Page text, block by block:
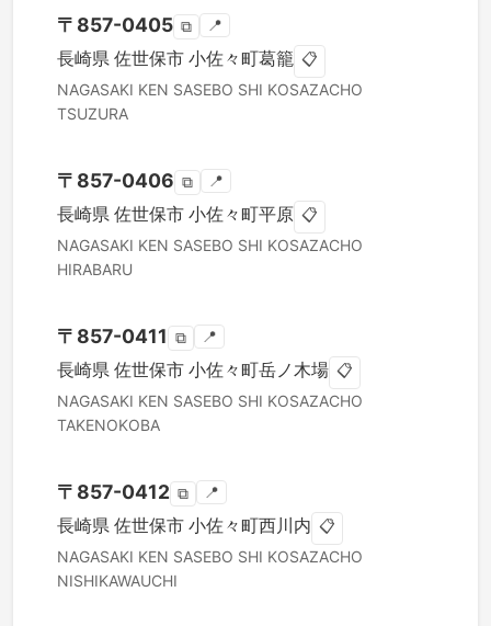
〒 857-0405 ⧉ 📍
長崎県 佐世保市 小佐々町葛籠 📋
NAGASAKI KEN SASEBO SHI KOSAZACHO
TSUZURA
〒 857-0406 ⧉ 📍
長崎県 佐世保市 小佐々町平原 📋
NAGASAKI KEN SASEBO SHI KOSAZACHO
HIRABARU
〒 857-0411 ⧉ 📍
長崎県 佐世保市 小佐々町岳ノ木場 📋
NAGASAKI KEN SASEBO SHI KOSAZACHO
TAKENOKOBA
〒 857-0412 ⧉ 📍
長崎県 佐世保市 小佐々町西川内 📋
NAGASAKI KEN SASEBO SHI KOSAZACHO
NISHIKAWAUCHI